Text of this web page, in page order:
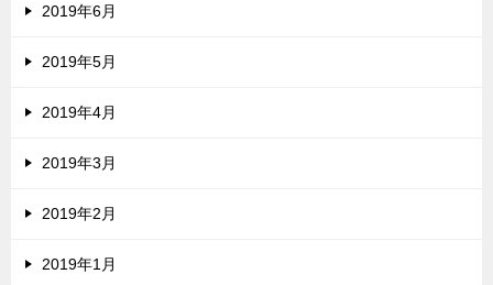
2019年6月
2019年5月
2019年4月
2019年3月
2019年2月
2019年1月